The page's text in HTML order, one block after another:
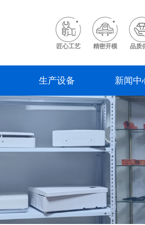
匠心工艺 精密开模 品质
生产设备 新闻中